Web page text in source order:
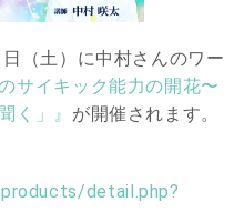
（土）に中村さんのワー
サイキック能力の開花〜
く」』 が開催されます。
detail.php?